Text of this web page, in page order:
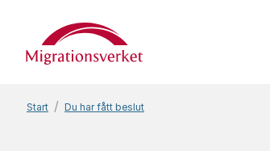
Start
Start Du har fått beslut